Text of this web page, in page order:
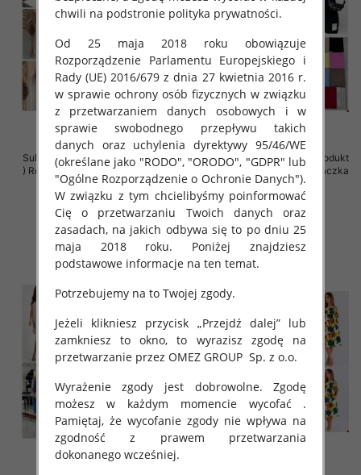
Sukienki damskie (Polska produkt
) Roz Standard , Mix Kolor Paczka
5 szt
40.00 zł
szczegóły
Sukienki damskie (Polska produkt
) Roz Standard , Mix Kolor Paczka
5 szt
40.00 zł
szczegóły
chwili na podstronie polityka prywatności.
Od 25 maja 2018 roku obowiązuje
Rozporządzenie Parlamentu Europejskiego i
Rady (UE) 2016/679 z dnia 27 kwietnia 2016 r.
w sprawie ochrony osób fizycznych w związku
z przetwarzaniem danych osobowych i w
sprawie swobodnego przepływu takich
danych oraz uchylenia dyrektywy 95/46/WE
(określane jako "RODO", "ORODO", "GDPR" lub
"Ogólne Rozporządzenie o Ochronie Danych").
W związku z tym chcielibyśmy poinformować
Cię o przetwarzaniu Twoich danych oraz
zasadach, na jakich odbywa się to po dniu 25
maja 2018 roku. Poniżej znajdziesz
podstawowe informacje na ten temat.
Potrzebujemy na to Twojej zgody.
Jeżeli klikniesz przycisk „Przejdź dalej” lub
zamkniesz to okno, to wyrazisz zgodę na
przetwarzanie przez OMEZ GROUP Sp. z o.o.
Wyrażenie zgody jest dobrowolne. Zgodę
możesz w każdym momencie wycofać .
Pamiętaj, że wycofanie zgody nie wpływa na
zgodność z prawem przetwarzania
dokonanego wcześniej.